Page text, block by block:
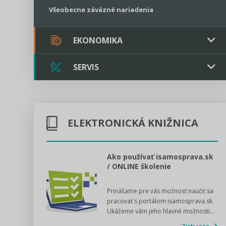
Všeobecne záväzné nariadenia
EKONOMIKA
Verejné obstarávanie
Majetok
Rozpočet
Sociálne podniky
Štátna pomoc
SERVIS
Kontakt
Tlačová agentúra
VIDEO produkcia
ELEKTRONICKÁ KNIŽNICA
Ako používať isamosprava.sk
/ ONLINE školenie
Prinášame pre vás možnosť naučiť sa
pracovať s portálom isamosprava.sk.
Ukážeme vám jeho hlavné možnosti...